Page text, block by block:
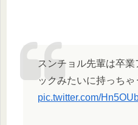
スンチョル先輩は卒
ックみたいに持っち
pic.twitter.com/